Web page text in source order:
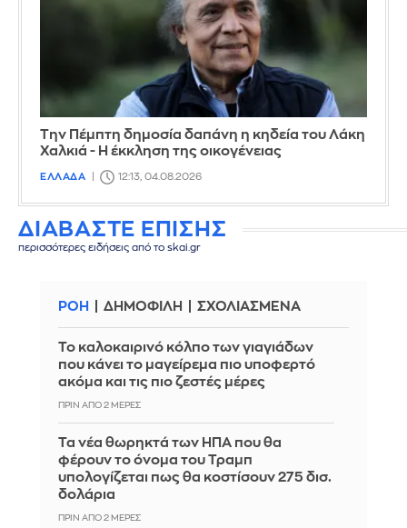
Την Πέμπτη δημοσία δαπάνη η κηδεία του Λάκη
Χαλκιά - Η έκκληση της οικογένειας
ΕΛΛΑΔΑ 12:13, 04.08.2026
ΔΙΑΒΑΣΤΕ ΕΠΙΣΗΣ
περισσότερες ειδήσεις από το skai.gr
ΡΟΗ ΔΗΜΟΦΙΛΗ ΣΧΟΛΙΑΣΜΕΝΑ
Το καλοκαιρινό κόλπο των γιαγιάδων
που κάνει το μαγείρεμα πιο υποφερτό
ακόμα και τις πιο ζεστές μέρες
ΠΡΙΝ ΑΠΌ 2 ΜΈΡΕΣ
Τα νέα θωρηκτά των ΗΠΑ που θα
φέρουν το όνομα του Τραμπ
υπολογίζεται πως θα κοστίσουν 275 δισ.
δολάρια
ΠΡΙΝ ΑΠΌ 2 ΜΈΡΕΣ